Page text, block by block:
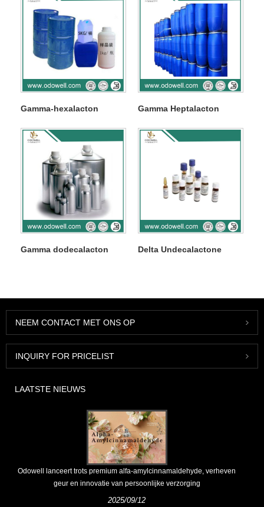
Gamma-hexalacton Gamma Heptalacton
Gamma dodecalacton Delta Undecalactone
NEEM CONTACT MET ONS OP
INQUIRY FOR PRICELIST
LAATSTE NIEUWS
Odowell lanceert trots premium alfa-amylcinnamaldehyde, verheven
geur en innovatie van persoonlijke verzorging
2025/09/12